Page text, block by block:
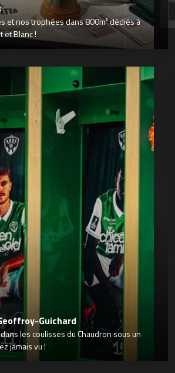
et nos trophées dans 800m² dédiés à
et Blanc !
Guichard
les coulisses du Chaudron sous un
jamais vu !